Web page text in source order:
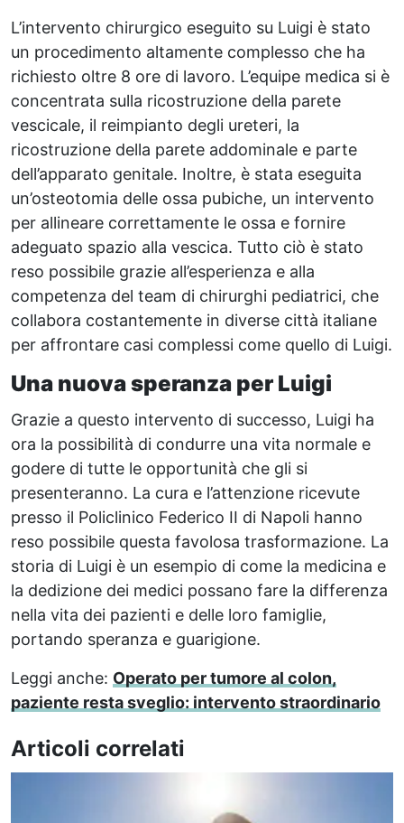
L’intervento chirurgico eseguito su Luigi è stato
un procedimento altamente complesso che ha
richiesto oltre 8 ore di lavoro. L’equipe medica si è
concentrata sulla ricostruzione della parete
vescicale, il reimpianto degli ureteri, la
ricostruzione della parete addominale e parte
dell’apparato genitale. Inoltre, è stata eseguita
un’osteotomia delle ossa pubiche, un intervento
per allineare correttamente le ossa e fornire
adeguato spazio alla vescica. Tutto ciò è stato
reso possibile grazie all’esperienza e alla
competenza del team di chirurghi pediatrici, che
collabora costantemente in diverse città italiane
per affrontare casi complessi come quello di Luigi.
Una nuova speranza per Luigi
Grazie a questo intervento di successo, Luigi ha
ora la possibilità di condurre una vita normale e
godere di tutte le opportunità che gli si
presenteranno. La cura e l’attenzione ricevute
presso il Policlinico Federico II di Napoli hanno
reso possibile questa favolosa trasformazione. La
storia di Luigi è un esempio di come la medicina e
la dedizione dei medici possano fare la differenza
nella vita dei pazienti e delle loro famiglie,
portando speranza e guarigione.
Leggi anche: Operato per tumore al colon,
paziente resta sveglio: intervento straordinario
Articoli correlati